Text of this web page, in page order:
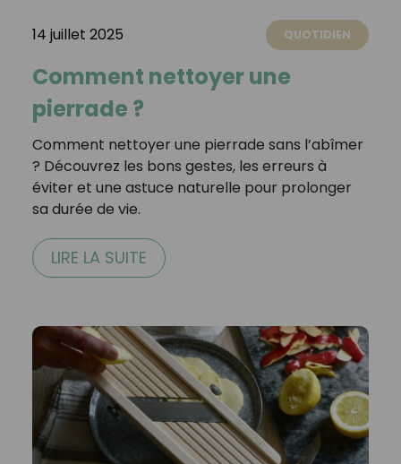
14 juillet 2025 QUOTIDIEN
Comment nettoyer une
pierrade ?
Comment nettoyer une pierrade sans l’abîmer
? Découvrez les bons gestes, les erreurs à
éviter et une astuce naturelle pour prolonger
sa durée de vie.
LIRE LA SUITE